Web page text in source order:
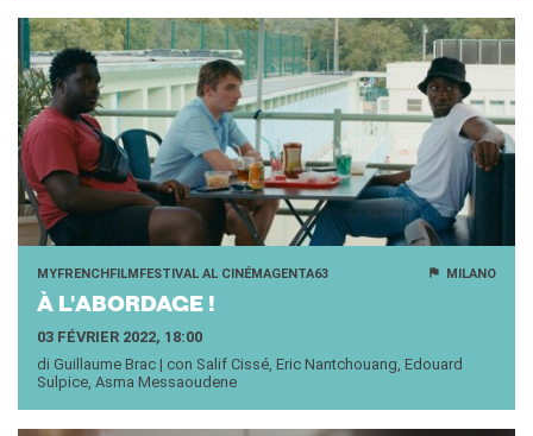
MYFRENCHFILMFESTIVAL AL CINÉMAGENTA63 MILANO
À L'ABOR­DAGE !
03 FÉVRIER 2022, 18:00
di Guillaume Brac | con Salif Cissé, Eric Nantchouang, Edouard
Sulpice, Asma Messaoudene